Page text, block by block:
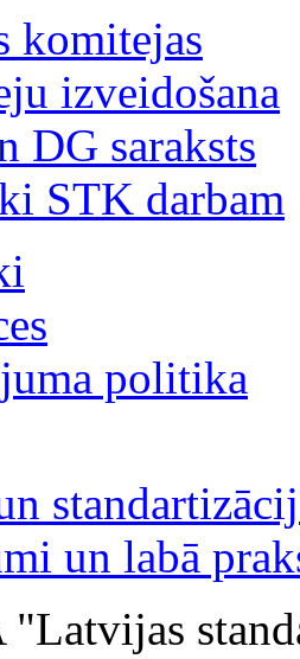
komitejas
izveidošana
DG saraksts
STK darbam
politika
un labā